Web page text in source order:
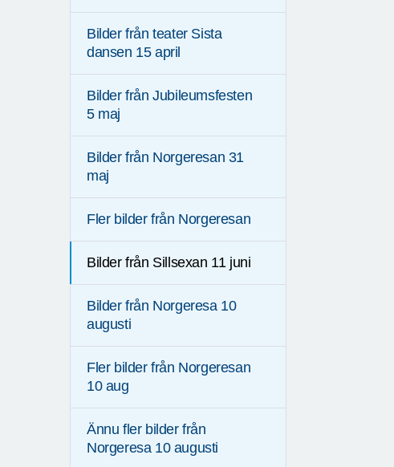
Bilder från teater Sista
dansen 15 april
Bilder från Jubileumsfesten
5 maj
Bilder från Norgeresan 31
maj
Fler bilder från Norgeresan
Bilder från Sillsexan 11 juni
Bilder från Norgeresa 10
augusti
Fler bilder från Norgeresan
10 aug
Ännu fler bilder från
Norgeresa 10 augusti